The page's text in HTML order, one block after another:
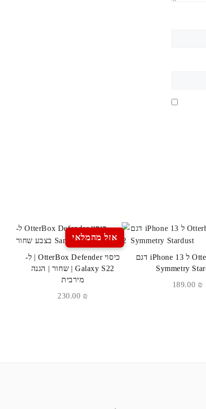
כיסוי Otterbox ל iPhone 13 דגם
Symmetry
₪
אזל מהמלאי
כיסוי OtterBox Defender | ל-
Galaxy S22 | שחור | הגנה
מירבית
₪